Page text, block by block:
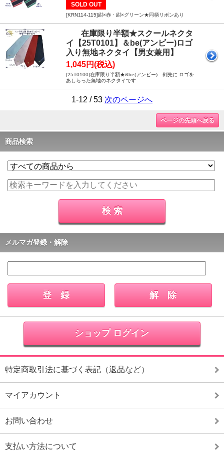
SOLD OUT
[KRN114-115]紺×赤・紺×グリーン★同柄リボンあり
在庫限り半額★スクールネクタ
イ【25T0101】＆be(アンビー)ロゴ
入り無地ネクタイ【男女兼用】
1,045円(税込)
[25T0100]在庫限り半額★&be(アンビー) 剣先に ロゴを
あしらった無地のネクタイです
1-12 / 53 次のページへ
ページの先頭へ戻る
商品検索
メルマガ登録・解除
ショップ ログイン
特定商取引法に基づく表記（返品など）
マイアカウント
お問い合わせ
支払い方法について